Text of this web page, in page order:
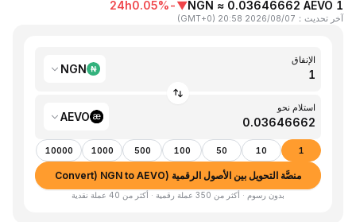
1 NGN ≈ 0.03646662 AEVO
▼
-0.05%
24h
آخر تحديث：
2026/08/07 20:58
(
GMT+0
)
الإنفاق
NGN
استلام نحو
AEVO
1
10
50
100
500
1000
10000
منصَّة التحويل بين الأصول الرقمية (Convert) NGN to AEVO
بدون رسوم · أكثر من 350 عملة رقمية · أكثر من 40 عملة نقدية